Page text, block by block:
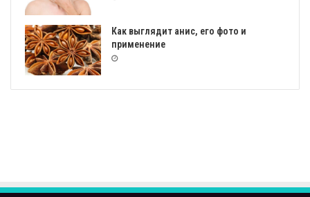
Как выглядит анис, его фото и
применение